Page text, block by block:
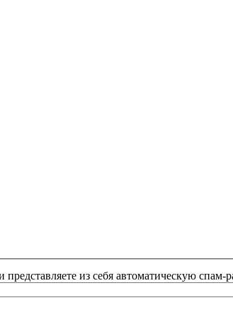
чтобы выяснить, являетесь ли Вы человеком или представляете из себя